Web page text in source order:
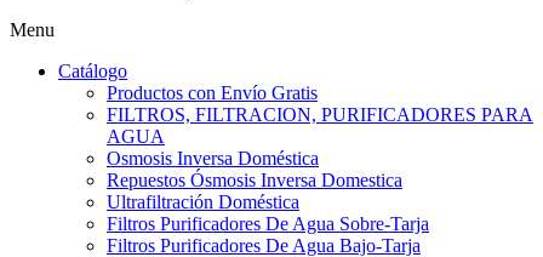
Menu
Catálogo
Productos con Envío Gratis
FILTROS, FILTRACION, PURIFICADORES PARA
AGUA
Osmosis Inversa Doméstica
Repuestos Ósmosis Inversa Domestica
Ultrafiltración Doméstica
Filtros Purificadores De Agua Sobre-Tarja
Filtros Purificadores De Agua Bajo-Tarja